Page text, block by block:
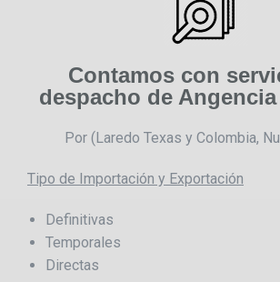
Contamos con
despacho de
Por (Laredo Texas y Colombia,
Tipo de Importación y Exportación
Definitivas
Temporales
Directas